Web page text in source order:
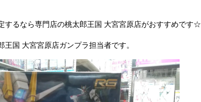
るなら専門店の桃太郎王国 大宮宮原店がおすすめです☆
国 大宮宮原店ガンプラ担当者です。